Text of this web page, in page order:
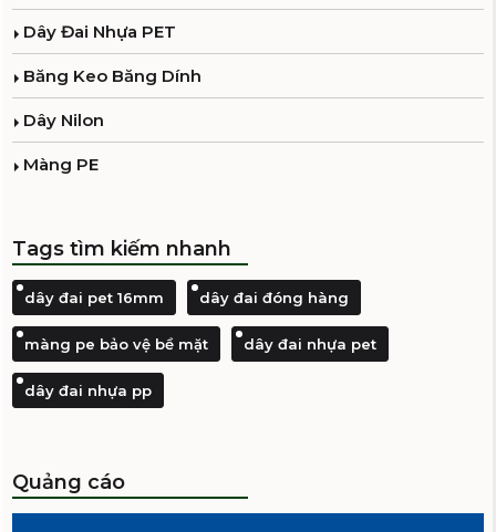
Dây Đai Nhựa PET
Băng Keo Băng Dính
Dây Nilon
Màng PE
Tags tìm kiếm nhanh
dây đai pet 16mm dây đai đóng hàng
màng pe bảo vệ bề mặt dây đai nhựa pet
dây đai nhựa pp
Quảng cáo